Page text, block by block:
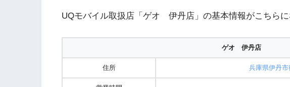
UQモバイル取扱店「ゲオ 伊丹店」の基本情報がこちらに
ゲオ 伊丹店
住所 兵庫県伊丹